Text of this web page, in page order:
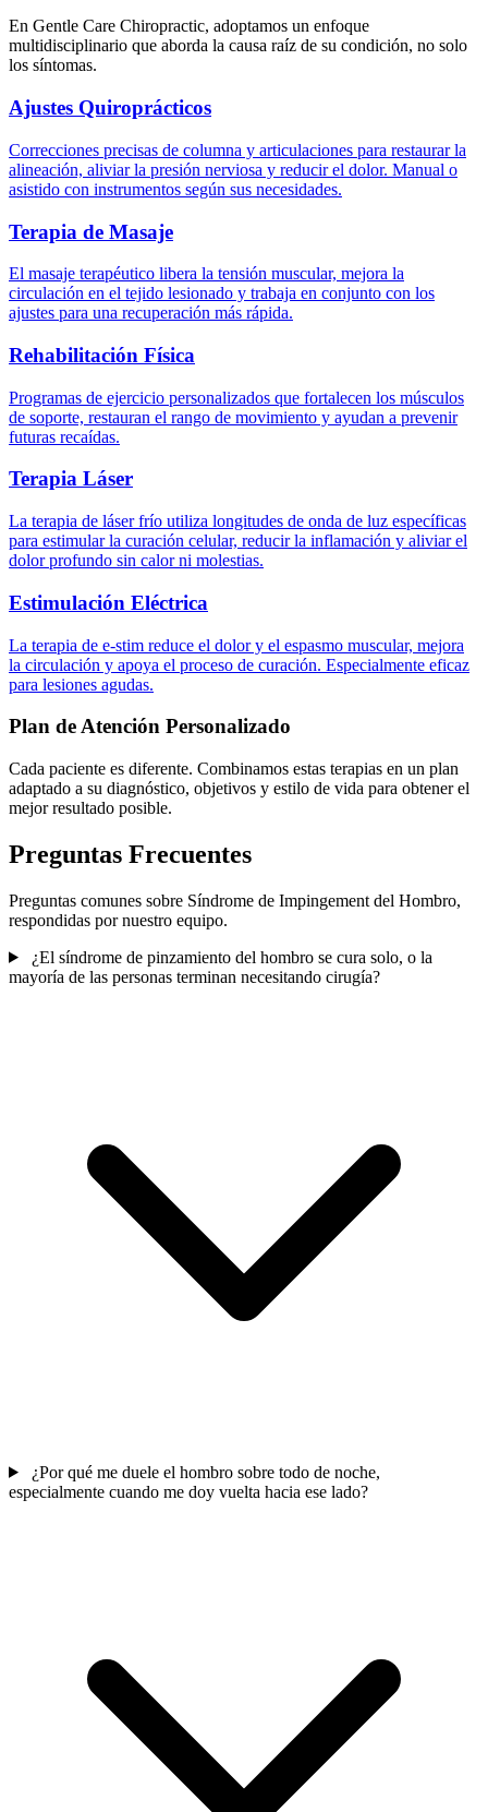
En Gentle Care Chiropractic, adoptamos un enfoque
multidisciplinario que aborda la causa raíz de su condición, no solo
los síntomas.
Ajustes Quiroprácticos
Correcciones precisas de columna y articulaciones para restaurar la
alineación, aliviar la presión nerviosa y reducir el dolor. Manual o
asistido con instrumentos según sus necesidades.
Terapia de Masaje
El masaje terapéutico libera la tensión muscular, mejora la
circulación en el tejido lesionado y trabaja en conjunto con los
ajustes para una recuperación más rápida.
Rehabilitación Física
Programas de ejercicio personalizados que fortalecen los músculos
de soporte, restauran el rango de movimiento y ayudan a prevenir
futuras recaídas.
Terapia Láser
La terapia de láser frío utiliza longitudes de onda de luz específicas
para estimular la curación celular, reducir la inflamación y aliviar el
dolor profundo sin calor ni molestias.
Estimulación Eléctrica
La terapia de e-stim reduce el dolor y el espasmo muscular, mejora
la circulación y apoya el proceso de curación. Especialmente eficaz
para lesiones agudas.
Plan de Atención Personalizado
Cada paciente es diferente. Combinamos estas terapias en un plan
adaptado a su diagnóstico, objetivos y estilo de vida para obtener el
mejor resultado posible.
Preguntas Frecuentes
Preguntas comunes sobre Síndrome de Impingement del Hombro,
respondidas por nuestro equipo.
¿El síndrome de pinzamiento del hombro se cura solo, o la
mayoría de las personas terminan necesitando cirugía?
¿Por qué me duele el hombro sobre todo de noche,
especialmente cuando me doy vuelta hacia ese lado?